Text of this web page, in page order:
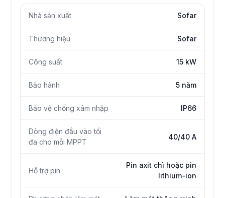
Nhà sản xuất Sofar
Thương hiệu Sofar
Công suất 15 kW
Bảo hành 5 năm
Bảo vệ chống xâm nhập IP66
Dòng điện đầu vào tối
đa cho mỗi MPPT
40/40 A
Hỗ trợ pin
Pin axit chì hoặc pin
lithium-ion